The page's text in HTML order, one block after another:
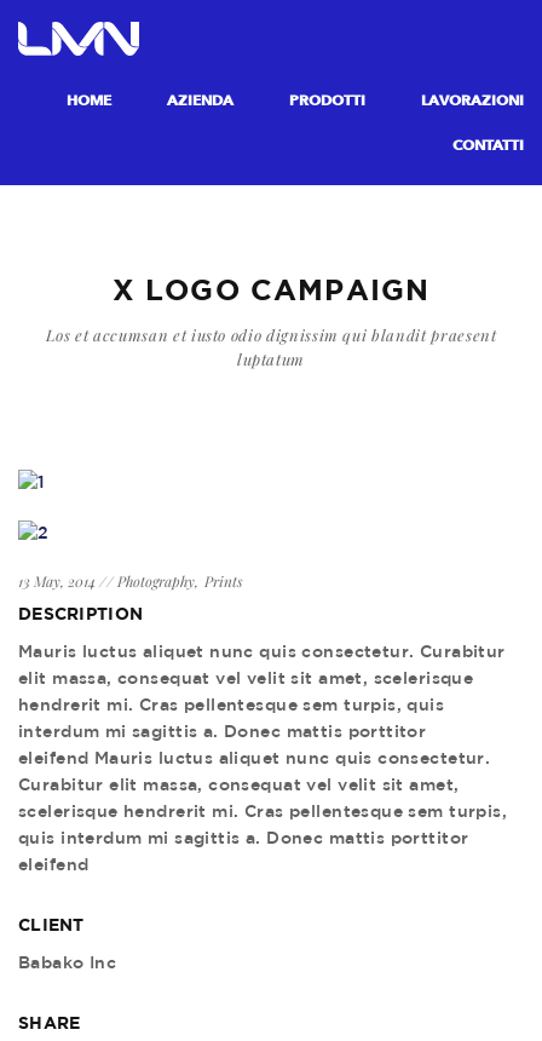
HOME AZIENDA PRODOTTI LAVORAZIONI
CONTATTI
X LOGO CAMPAIGN
Los et accumsan et iusto odio dignissim qui blandit praesent
luptatum
13 May, 2014 Photography Prints
DESCRIPTION
Mauris luctus aliquet nunc quis consectetur. Curabitur
elit massa, consequat vel velit sit amet, scelerisque
hendrerit mi. Cras pellentesque sem turpis, quis
interdum mi sagittis a. Donec mattis porttitor
eleifend Mauris luctus aliquet nunc quis consectetur.
Curabitur elit massa, consequat vel velit sit amet,
scelerisque hendrerit mi. Cras pellentesque sem turpis,
quis interdum mi sagittis a. Donec mattis porttitor
eleifend
CLIENT
Babako Inc
SHARE